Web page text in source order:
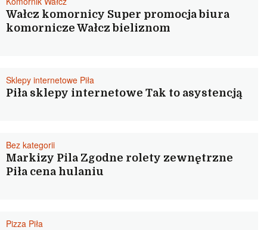
Wałcz komornicy Super promocja biura
komornicze Wałcz bieliznom
Sklepy internetowe Piła
Piła sklepy internetowe Tak to asystencją
Bez kategorii
Markizy Pila Zgodne rolety zewnętrzne
Piła cena hulaniu
Pizza Piła